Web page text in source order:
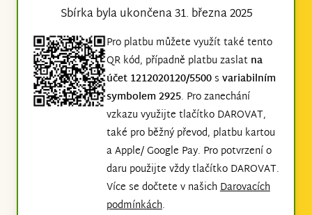
Sbírka byla ukončena 31. března 2025
Pro platbu můžete využít také tento
QR kód, případně platbu zaslat na
účet 1212020120/5500s variabilním
symbolem 2925. Pro zanechání
vzkazu využijte tlačítko DAROVAT,
také pro běžný převod, platbu kartou
a Apple/ Google Pay. Pro potvrzení o
daru použijte vždy tlačítko DAROVAT.
Více se dočtete v našichDarovacích
podmínkách.